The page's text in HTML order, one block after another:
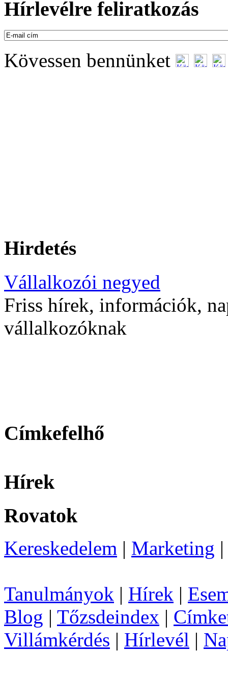
Hírlevélre feliratkozás
Kövessen bennünket
Hirdetés
Vállalkozói negyed
Friss hírek, információk,
vállalkozóknak
Címkefelhő
Hírek
Rovatok
Kereskedelem | Marketing
Tanulmányok | Hírek |
Blog | Tőzsdeindex |
Villámkérdés | Hírlevél |